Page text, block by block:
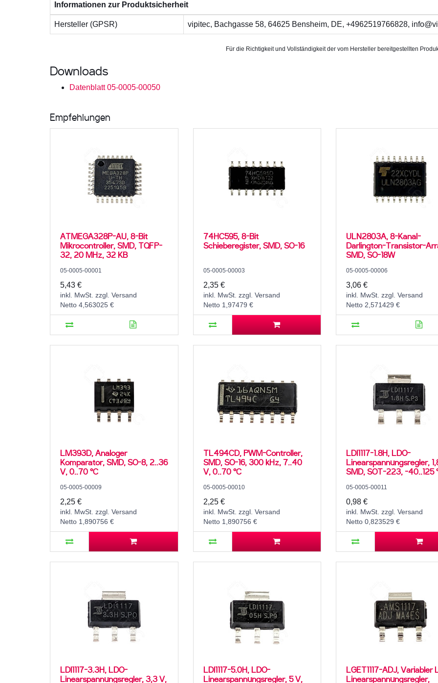
Informationen zur Produktsicherheit
Hersteller (GPSR) vipitec, Bachgasse 58, 64625 Bensheim, DE, +4962519766828,
Für die Richtigkeit und Vollständigkeit der vom Hersteller bereitgestellten
Downloads
Datenblatt 05-0005-00050
Empfehlungen
ATMEGA328P-AU, 8-Bit
Mikrocontroller, SMD, TQFP-
32, 20 MHz, 32 KB
05-0005-00001
5,43 €
inkl. MwSt. zzgl. Versand
Netto 4,563025 €
74HC595, 8-Bit
Schieberegister, SMD, SO-16
05-0005-00003
2,35 €
inkl. MwSt. zzgl. Versand
Netto 1,97479 €
ULN2803A, 8-Kanal-
Darlington-Transistor-
SMD, SO-18W
05-0005-00006
3,06 €
inkl. MwSt. zzgl. Versand
Netto 2,571429 €
LM393D, Analoger
Komparator, SMD, SO-8, 2..36
V, 0..70 °C
05-0005-00009
2,25 €
inkl. MwSt. zzgl. Versand
Netto 1,890756 €
TL494CD, PWM-Controller,
SMD, SO-16, 300 kHz, 7..40
V, 0..70 °C
05-0005-00010
2,25 €
inkl. MwSt. zzgl. Versand
Netto 1,890756 €
LDI1117-1.8H, LDO-
Linearspannungsregler,
SMD, SOT-223, -40..125
05-0005-00011
0,98 €
inkl. MwSt. zzgl. Versand
Netto 0,823529 €
LDI1117-3.3H, LDO-
Linearspannungsregler, 3,3 V,
LDI1117-5.0H, LDO-
Linearspannungsregler, 5 V,
LGET1117-ADJ, Variabler
Linearspannungsregler,